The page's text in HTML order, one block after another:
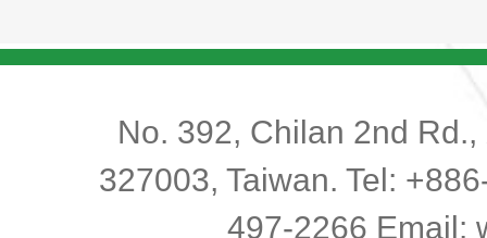
No. 392, Chilan 2nd
327003, Taiwan. Tel:
497-2266 Email: